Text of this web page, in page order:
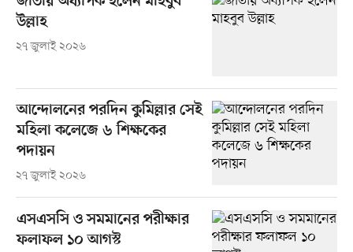
উল্লাহ
২৭ জুলাই ২০২৬
আন্দোলনের পরদিন কুমিল্লার সেই
মহিলা কলেজে ৬ শিক্ষকের
পদায়ন
২৭ জুলাই ২০২৬
এসএসসি ও সমমানের পরীক্ষার
ফলাফল ১০ আগস্ট